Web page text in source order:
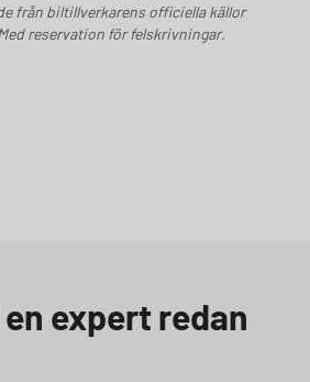
från biltillverkarens officiella källor
reservation för felskrivningar.
expert redan